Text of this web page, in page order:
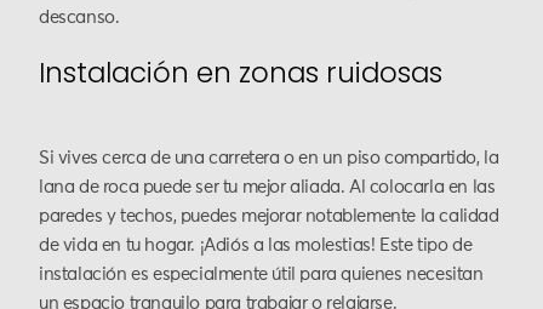
descanso.
Instalación en zonas ruidosas
Si vives cerca de una carretera o en un piso compartido, la
lana de roca puede ser tu mejor aliada. Al colocarla en las
paredes y techos, puedes mejorar notablemente la calidad
de vida en tu hogar. ¡Adiós a las molestias! Este tipo de
instalación es especialmente útil para quienes necesitan
un espacio tranquilo para trabajar o relajarse.